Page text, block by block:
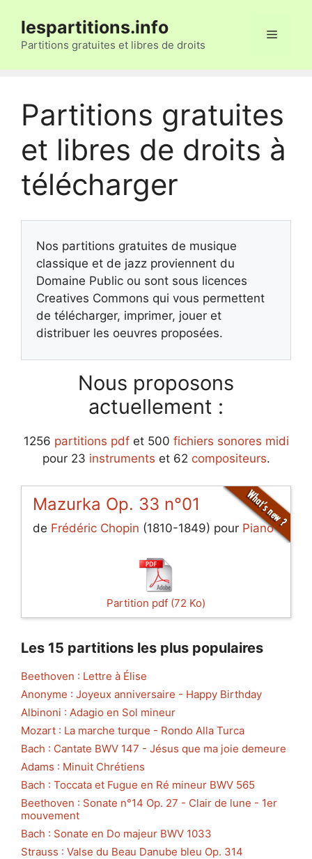
contenu
lespartitions.info
Partitions gratuites et libres de droits
Menu
Partitions gratuites
et libres de droits à
télécharger
Nos partitions gratuites de musique
classique et de jazz proviennent du
Domaine Public ou sont sous licences
Creatives Commons qui vous permettent
de télécharger, imprimer, jouer et
distribuer les oeuvres proposées.
Nous proposons
actuellement :
1256 partitions pdfet 500 fichiers sonores midi
pour 23 instruments et 62 compositeurs.
Mazurka Op. 33 n°01
de Frédéric Chopin (1810-1849) pour Piano
Partition pdf (72 Ko)
Les 15 partitions les plus populaires
Beethoven : Lettre à Élise
Anonyme : Joyeux anniversaire - Happy Birthday
Albinoni : Adagio en Sol mineur
Mozart : La marche turque - Rondo Alla Turca
Bach : Cantate BWV 147 - Jésus que ma joie demeure
Adams : Minuit Chrétiens
Bach : Toccata et Fugue en Ré mineur BWV 565
Beethoven : Sonate n°14 Op. 27 - Clair de lune - 1er
mouvement
Bach : Sonate en Do majeur BWV 1033
Strauss : Valse du Beau Danube bleu Op. 314